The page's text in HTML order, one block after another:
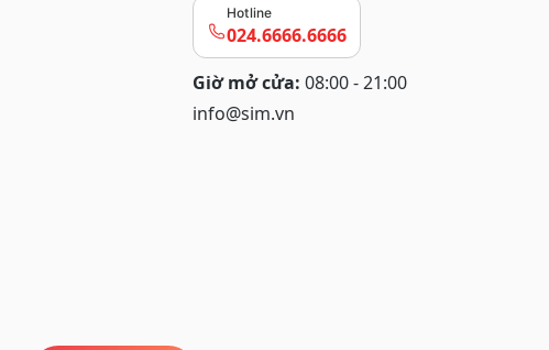
Hotline
024.6666.6666
Giờ mở cửa: 08:00 - 21:00
info@sim.vn